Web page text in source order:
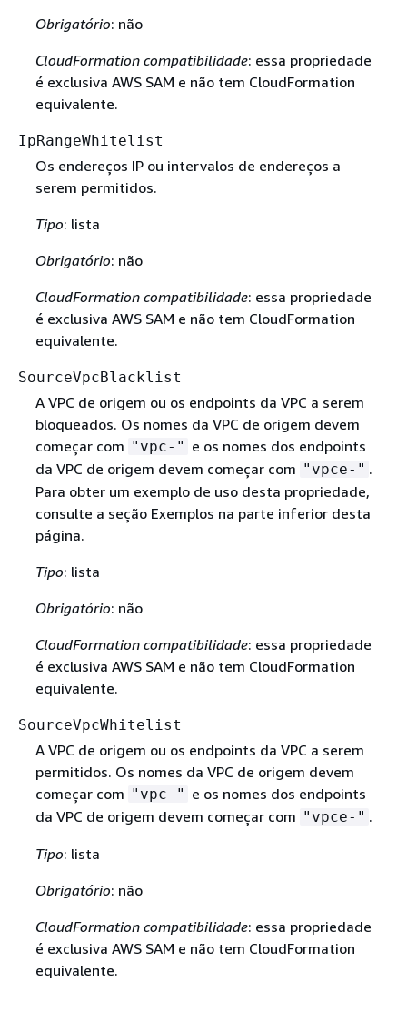
Obrigatório: não
CloudFormation compatibilidade: essa propriedade
é exclusiva AWS SAM e não tem CloudFormation
equivalente.
IpRangeWhitelist
Os endereços IP ou intervalos de endereços a
serem permitidos.
Tipo: lista
Obrigatório: não
CloudFormation compatibilidade: essa propriedade
é exclusiva AWS SAM e não tem CloudFormation
equivalente.
SourceVpcBlacklist
A VPC de origem ou os endpoints da VPC a serem
bloqueados. Os nomes da VPC de origem devem
começar com "vpc-" e os nomes dos endpoints
da VPC de origem devem começar com "vpce-" .
Para obter um exemplo de uso desta propriedade,
consulte a seção Exemplos na parte inferior desta
página.
Tipo: lista
Obrigatório: não
CloudFormation compatibilidade: essa propriedade
é exclusiva AWS SAM e não tem CloudFormation
equivalente.
SourceVpcWhitelist
A VPC de origem ou os endpoints da VPC a serem
permitidos. Os nomes da VPC de origem devem
começar com "vpc-" e os nomes dos endpoints
da VPC de origem devem começar com "vpce-" .
Tipo: lista
Obrigatório: não
CloudFormation compatibilidade: essa propriedade
é exclusiva AWS SAM e não tem CloudFormation
equivalente.